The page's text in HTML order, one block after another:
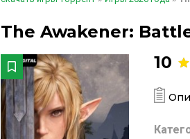
The Awakener:
10